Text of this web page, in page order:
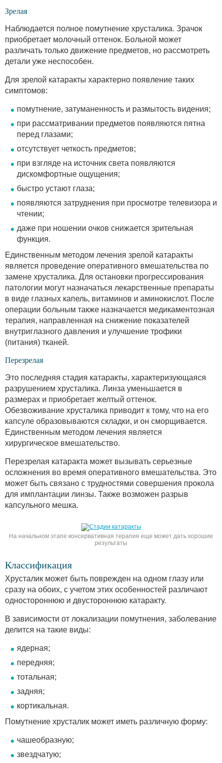
Зрелая
Наблюдается полное помутнение хрусталика. Зрачок
приобретает молочный оттенок. Больной может
различать только движение предметов, но рассмотреть
детали уже неспособен.
Для зрелой катаракты характерно появление таких
симптомов:
помутнение, затуманенность и размытость видения;
при рассматривании предметов появляются пятна
перед глазами;
отсутствует четкость предметов;
при взгляде на источник света появляются
дискомфортные ощущения;
быстро устают глаза;
появляются затруднения при просмотре телевизора и
чтении;
даже при ношении очков снижается зрительная
функция.
Единственным методом лечения зрелой катаракты
является проведение оперативного вмешательства по
замене хрусталика. Для остановки прогрессирования
патологии могут назначаться лекарственные препараты
в виде глазных капель, витаминов и аминокислот. После
операции больным также назначается медикаментозная
терапия, направленная на снижение показателей
внутриглазного давления и улучшение трофики
(питания) тканей.
Перезрелая
Это последняя стадия катаракты, характеризующаяся
разрушением хрусталика. Линза уменьшается в
размерах и приобретает желтый оттенок.
Обезвоживание хрусталика приводит к тому, что на его
капсуле образовываются складки, и он сморщивается.
Единственным методом лечения является
хирургическое вмешательство.
Перезрелая катаракта может вызывать серьезные
осложнения во время оперативного вмешательства. Это
может быть связано с трудностями совершения прокола
для имплантации линзы. Также возможен разрыв
капсульного мешка.
На начальном этапе консервативная терапия еще может дать хорошие
результаты
Классификация
Хрусталик может быть поврежден на одном глазу или
сразу на обоих, с учетом этих особенностей различают
одностороннюю и двустороннюю катаракту.
В зависимости от локализации помутнения, заболевание
делится на такие виды:
ядерная;
передняя;
тотальная;
задняя;
кортикальная.
Помутнение хрусталик может иметь различную форму:
чашеобразную;
звездчатую;